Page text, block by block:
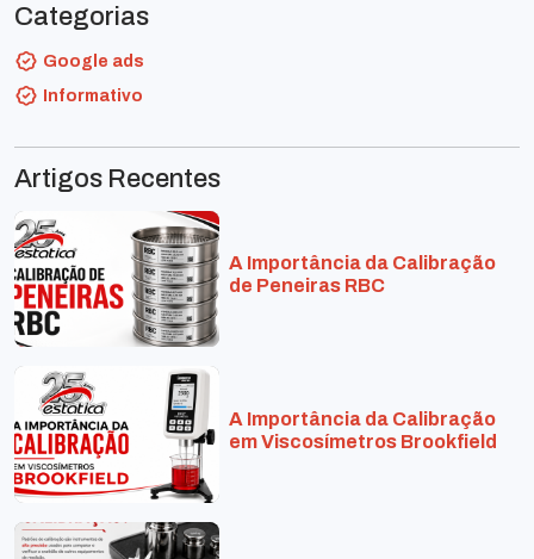
Categorias
Google ads
Informativo
Artigos Recentes
A Importância da Calibração
de Peneiras RBC
A Importância da Calibração
em Viscosímetros Brookfield